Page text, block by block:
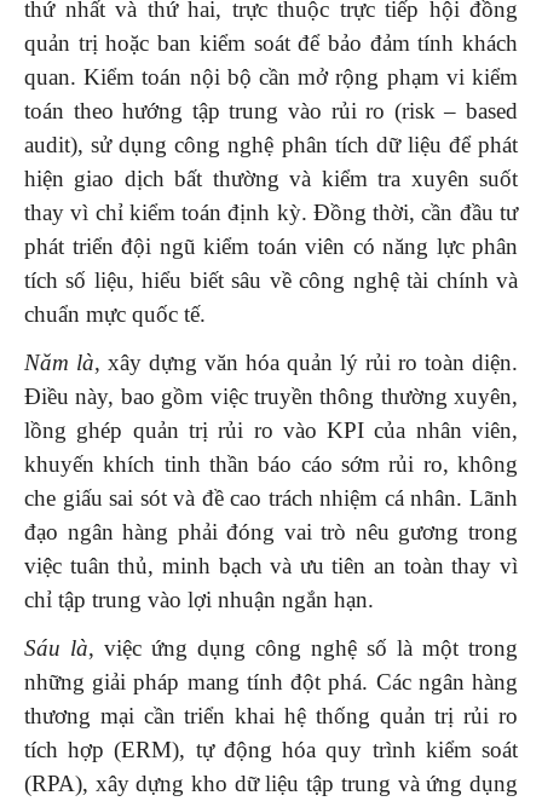
thứ nhất và thứ hai, trực thuộc trực tiếp hội đồng
quản trị hoặc ban kiểm soát để bảo đảm tính khách
quan. Kiểm toán nội bộ cần mở rộng phạm vi kiểm
toán theo hướng tập trung vào rủi ro (risk – based
audit), sử dụng công nghệ phân tích dữ liệu để phát
hiện giao dịch bất thường và kiểm tra xuyên suốt
thay vì chỉ kiểm toán định kỳ. Đồng thời, cần đầu tư
phát triển đội ngũ kiểm toán viên có năng lực phân
tích số liệu, hiểu biết sâu về công nghệ tài chính và
chuẩn mực quốc tế.
Năm là, xây dựng văn hóa quản lý rủi ro toàn diện.
Điều này, bao gồm việc truyền thông thường xuyên,
lồng ghép quản trị rủi ro vào KPI của nhân viên,
khuyến khích tinh thần báo cáo sớm rủi ro, không
che giấu sai sót và đề cao trách nhiệm cá nhân. Lãnh
đạo ngân hàng phải đóng vai trò nêu gương trong
việc tuân thủ, minh bạch và ưu tiên an toàn thay vì
chỉ tập trung vào lợi nhuận ngắn hạn.
Sáu là, việc ứng dụng công nghệ số là một trong
những giải pháp mang tính đột phá. Các ngân hàng
thương mại cần triển khai hệ thống quản trị rủi ro
tích hợp (ERM), tự động hóa quy trình kiểm soát
(RPA), xây dựng kho dữ liệu tập trung và ứng dụng